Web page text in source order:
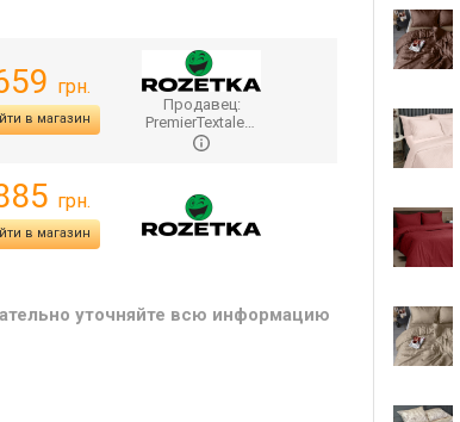
грн.
в магазин
Продавец:
PremierTextale…
грн.
в магазин
уточняйте всю информацию